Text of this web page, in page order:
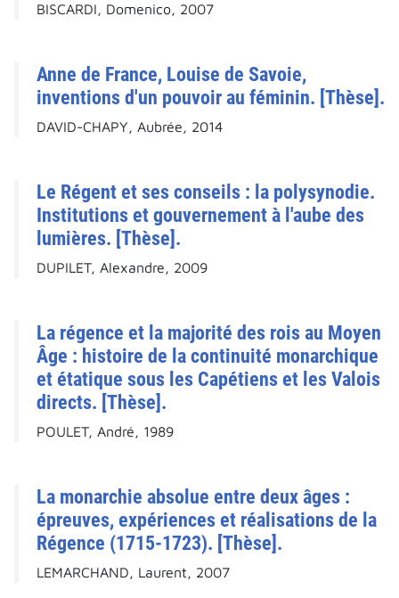
BISCARDI, Domenico, 2007
Anne de France, Louise de Savoie,
inventions d'un pouvoir au féminin. [Thèse].
DAVID-CHAPY, Aubrée, 2014
Le Régent et ses conseils : la polysynodie.
Institutions et gouvernement à l'aube des
lumières. [Thèse].
DUPILET, Alexandre, 2009
La régence et la majorité des rois au Moyen
Âge : histoire de la continuité monarchique
et étatique sous les Capétiens et les Valois
directs. [Thèse].
POULET, André, 1989
La monarchie absolue entre deux âges :
épreuves, expériences et réalisations de la
Régence (1715-1723). [Thèse].
LEMARCHAND, Laurent, 2007